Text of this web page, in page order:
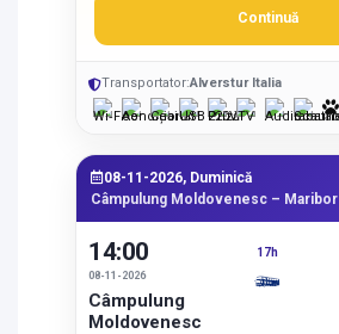
Continuă
Transportator:Alverstur Italia
08-11-2026, Duminică
Câmpulung Moldovenesc – Maribor
14:00
08-11-2026
Câmpulung
Moldovenesc
17h